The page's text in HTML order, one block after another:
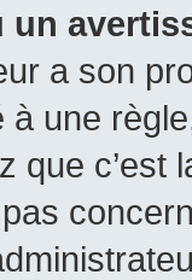
un
a son
à une
que c’est